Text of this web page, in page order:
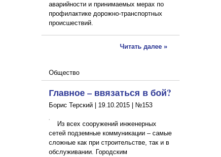
аварийности и принимаемых мерах по
профилактике дорожно-транспортных
происшествий.
Читать далее »
Общество
Главное – ввязаться в бой?
Борис Терский | 19.10.2015 №153
Из всех сооружений инженерных
сетей подземные коммуникации – самые
сложные как при строительстве, так и в
обслуживании. Городским